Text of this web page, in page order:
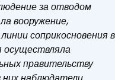
за отводом
вооружение,
соприкосновения в
осуществляла
правительству